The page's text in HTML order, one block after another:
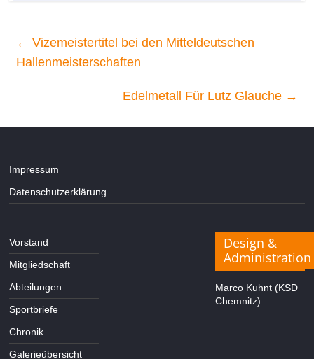
← Vizemeistertitel bei den Mitteldeutschen
Hallenmeisterschaften
Edelmetall Für Lutz Glauche →
Impressum
Datenschutzerklärung
Vorstand
Mitgliedschaft
Abteilungen
Sportbriefe
Chronik
Galerieübersicht
Design &
Administration
Marco Kuhnt (KSD
Chemnitz)